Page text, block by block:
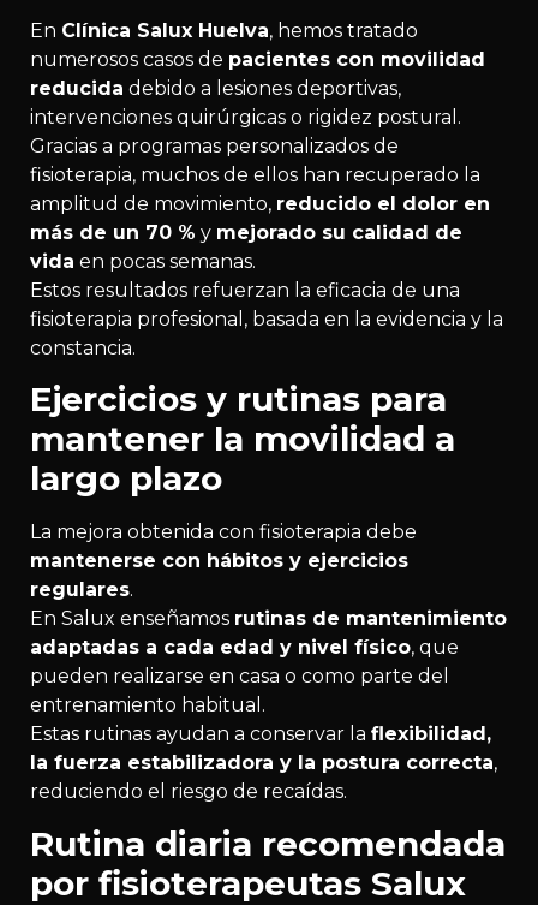
En Clínica Salux Huelva, hemos tratado
numerosos casos de pacientes con movilidad
reducida debido a lesiones deportivas,
intervenciones quirúrgicas o rigidez postural.
Gracias a programas personalizados de
fisioterapia, muchos de ellos han recuperado la
amplitud de movimiento, reducido el dolor en
más de un 70 % y mejorado su calidad de
vida en pocas semanas.
Estos resultados refuerzan la eficacia de una
fisioterapia profesional, basada en la evidencia y la
constancia.
Ejercicios y rutinas para
mantener la movilidad a
largo plazo
La mejora obtenida con fisioterapia debe
mantenerse con hábitos y ejercicios
regulares.
En Salux enseñamos rutinas de mantenimiento
adaptadas a cada edad y nivel físico, que
pueden realizarse en casa o como parte del
entrenamiento habitual.
Estas rutinas ayudan a conservar la flexibilidad,
la fuerza estabilizadora y la postura correcta,
reduciendo el riesgo de recaídas.
Rutina diaria recomendada
por fisioterapeutas Salux